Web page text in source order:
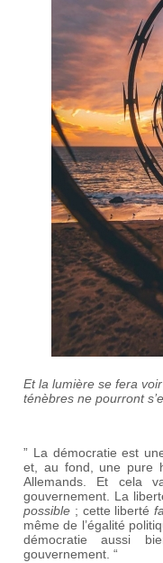
Et la lumière se fera
ténèbres ne pourront
” La démocratie est
et, au fond, une pure
Allemands. Et cela
gouvernement. La
possible ; cette liberté
même de l’égalité
démocratie aussi
gouvernement. “